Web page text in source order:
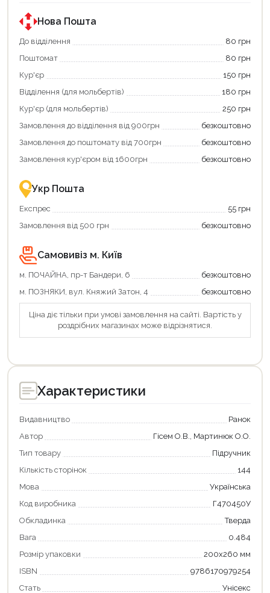
державною
програмою
єКнига.
Використовуйте
карту
щоб
зекономити
та
отримати
переваги!
картою
єКнига
–
зручно
та
державною
програмою
«Національний
кешбек».
покупку
«Національний
кешбек»
та
отримуйте
повернення
Економте
більше
разом
державною
підтримкою!
Нова Пошта
До відділення
80 грн
Поштомат
80 грн
Кур'єр
150 грн
Відділення (для мольбертів)
180 грн
Кур'єр (для мольбертів)
250 грн
Замовлення до відділення від 900грн
безкоштовно
Замовлення до поштомату від 700грн
безкоштовно
Замовлення кур'єром від 1600грн
безкоштовно
Укр Пошта
Експрес
55 грн
Замовлення від 500 грн
безкоштовно
Самовивіз м. Київ
м. ПОЧАЙНА, пр-т Бандери, 6
безкоштовно
м. ПОЗНЯКИ, вул. Княжий Затон, 4
безкоштовно
Ціна діє тільки при умові замовлення на сайті. Вартість у
роздрібних магазинах може відрізнятися.
Характеристики
Видавництво
Ранок
Автор
Гісем О.В., Мартинюк О.О.
Тип товару
Підручник
Кількість сторінок
144
Мова
Українська
Код виробника
Г470450У
Обкладинка
Тверда
Вага
0.484
Розмір упаковки
200х260 мм
ISBN
9786170979254
Стать
Унісекс
Оформити замовлення